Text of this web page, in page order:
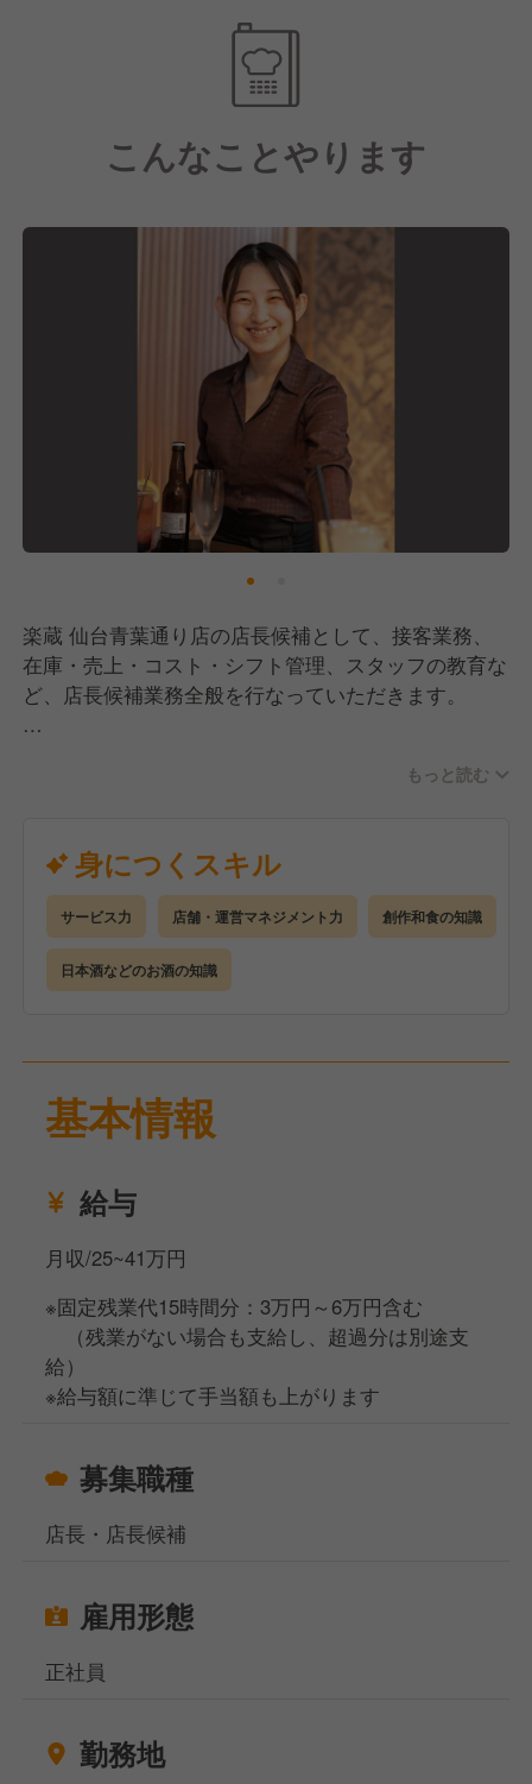
更に、現場には裁量権を与えているので、スタッフ一
人ひとりの意見を伝えやすい雰囲気。
あなたらしさは保ちつつ、サービススキルや調理技
術、店舗運営を学べます！
こんなことやります
楽蔵 仙台青葉通り店の店長候補として、接客業務、
在庫・売上・コスト・シフト管理、スタッフの教育な
ど、店長候補業務全般を行なっていただきます。
し､店舗開発などにもチャレンジが可能です。
がら、店舗マネジメントをお願いします！
もっと読む
身につくスキル
サービス力 店舗・運営マネジメント力 創作和食の知識
日本酒などのお酒の知識
基本情報
給与
月収/25~41万円
※固定残業代15時間分：3万円～6万円含む
（残業がない場合も支給し、超過分は別途支
給）
※給与額に準じて手当額も上がります
募集職種
店長・店長候補
雇用形態
正社員
勤務地